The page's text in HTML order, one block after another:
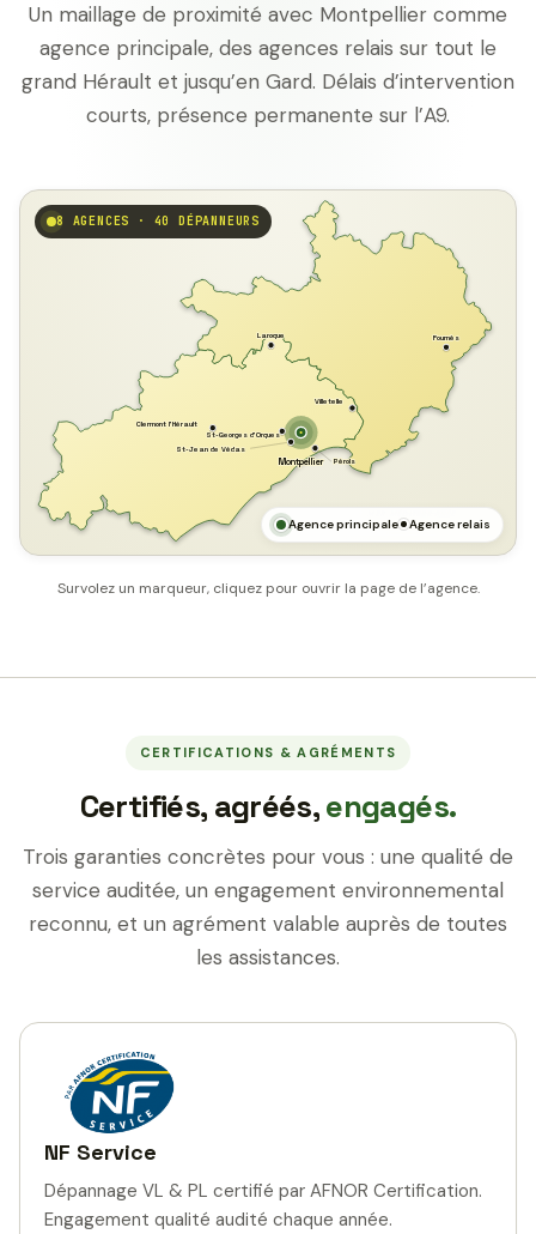
Un maillage de proximité avec Montpellier comme
agence principale, des agences relais sur tout le
grand Hérault et jusqu’en Gard. Délais d’intervention
courts, présence permanente sur l’A9.
Montpellier Pérols
Laroque Fournès
Villetelle
St-Georges d'Orques
Clermont l'Hérault
St-Jean de Védas
8 AGENCES · 40 DÉPANNEURS
Agence principale Agence relais
Survolez un marqueur, cliquez pour ouvrir la page de l’agence.
CERTIFICATIONS & AGRÉMENTS
Certifiés, agréés,engagés.
Trois garanties concrètes pour vous : une qualité de
service auditée, un engagement environnemental
reconnu, et un agrément valable auprès de toutes
les assistances.
NF Service
Dépannage VL & PL certifié par AFNOR Certification.
Engagement qualité audité chaque année.